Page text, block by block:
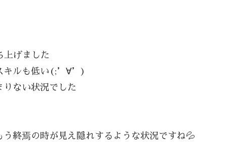
上げました
キルも低い(;’∀’)
ない状況でした
終焉の時が見え隠れするような状況ですね💦